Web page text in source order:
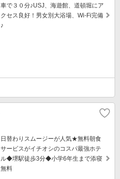
車で３０分♪USJ、海遊館、道頓堀にア
クセス良好！男女別大浴場、Wi-Fi完備
♪
日替わりスムージーが人気★無料朝食
サービスがイチオシのコスパ最強ホテ
ル◆堺駅徒歩3分◆小学6年生まで添寝
無料